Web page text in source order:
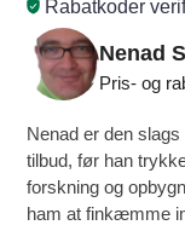
Rabatkoder
Nenad
Pris- og
Nenad er den
tilbud, før han
forskning og
ham at finkæmme